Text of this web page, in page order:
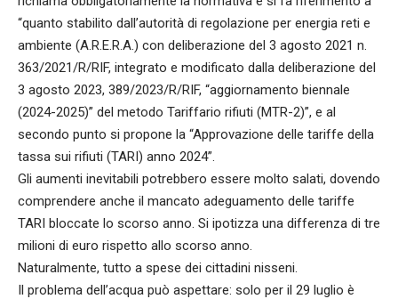
“quanto stabilito dall’autorità di regolazione per energia reti e
ambiente (A.R.E.R.A.) con deliberazione del 3 agosto 2021 n.
363/2021/R/RIF, integrato e modificato dalla deliberazione del
3 agosto 2023, 389/2023/R/RIF, “aggiornamento biennale
(2024-2025)” del metodo Tariffario rifiuti (MTR-2)”, e al
secondo punto si propone la “Approvazione delle tariffe della
tassa sui rifiuti (TARI) anno 2024”.
Gli aumenti inevitabili potrebbero essere molto salati, dovendo
comprendere anche il mancato adeguamento delle tariffe
TARI bloccate lo scorso anno. Si ipotizza una differenza di tre
milioni di euro rispetto allo scorso anno.
Naturalmente, tutto a spese dei cittadini nisseni.
Il problema dell’acqua può aspettare: solo per il 29 luglio è